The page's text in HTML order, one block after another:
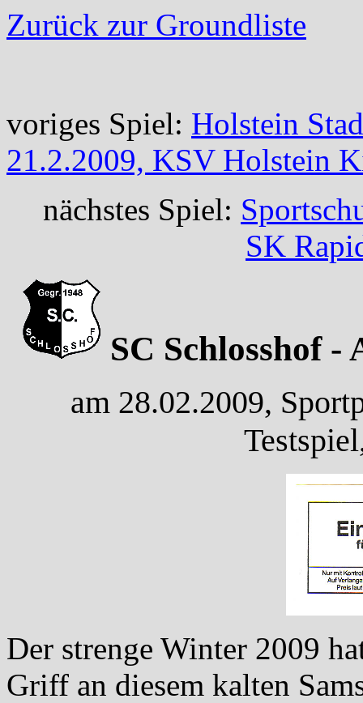
Zurück zur Groundliste
voriges Spiel: Holstein
21.2.2009, KSV Holstein
nächstes Spiel:
SK
SC Schlosshof
am 28.02.2009,
Der strenge Winter 2009
Griff an diesem kalten